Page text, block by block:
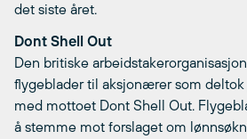
det siste året.
Dont Shell Out
Den britiske
flygeblader til aksjonærer som deltok
med mottoet Dont Shell Out.
å stemme mot forslaget om